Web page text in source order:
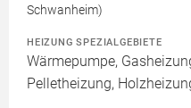
Schwanheim)
HEIZUNG SPEZIALGEBIETE
Wärmepumpe,
Pelletheizung,